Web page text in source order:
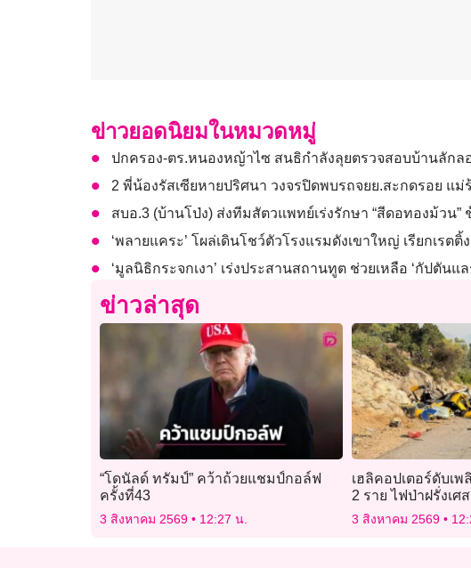
ข่าวยอดนิยมในหมวดหมู่
ปกครอง-ตร.หนองหญ้าไซ สนธิกำลังลุยตรวจสอบบ้านลักล
2 พี่น้องรัสเซียหายปริศนา วงจรปิดพบรถจยย.สะกดรอย แ
สบอ.3 (บ้านโป่ง) ส่งทีมสัตวแพทย์เร่งรักษา “สีดอทองม้วน
‘พลายแคระ’ โผล่เดินโชว์ตัวโรงแรมดังเขาใหญ่ เรียกเรตติ้
‘มูลนิธิกระจกเงา’ เร่งประสานสถานทูต ช่วยเหลือ ‘กัปตันแ
ข่าวล่าสุด
“โดนัลด์ ทรัมป์” คว้าถ้วยแชมป์กอล์ฟ
ครั้งที่43
3 สิงหาคม 2569 12:27 น.
เฮลิคอปเตอร์ดับเ
2 ราย ไฟป่าฝรั่งเศ
3 สิงหาคม 2569